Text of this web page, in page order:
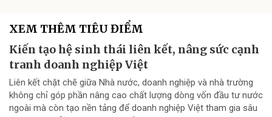
XEM THÊM TIÊU ĐIỂM
Kiến tạo hệ sinh thái liên kết, nâng sức cạnh
tranh doanh nghiệp Việt
Liên kết chặt chẽ giữa Nhà nước, doanh nghiệp và nhà trường
không chỉ góp phần nâng cao chất lượng dòng vốn đầu tư nước
ngoài mà còn tạo nền tảng để doanh nghiệp Việt tham gia sâu